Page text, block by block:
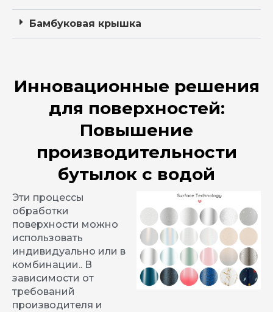
Бамбуковая крышка
Инновационные решения
для поверхностей:
Повышение
производительности
бутылок с водой
Эти процессы
обработки
поверхности можно
использовать
индивидуально или в
комбинации.. В
зависимости от
требований
производителя и